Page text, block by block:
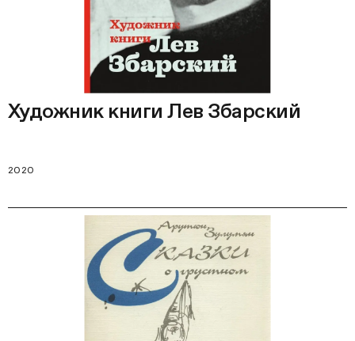
Художник книги Лев Збарский
2020